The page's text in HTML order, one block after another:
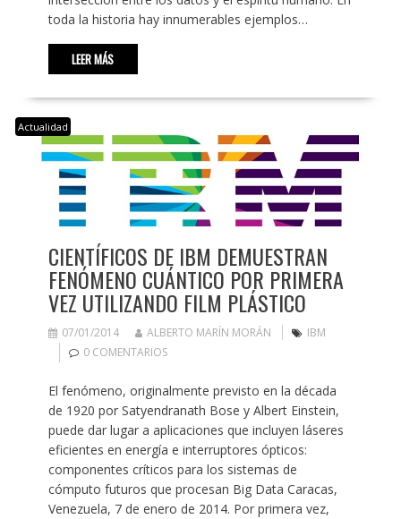
toda la historia hay innumerables ejemplos…
LEER MÁS
Actualidad
CIENTÍFICOS DE IBM DEMUESTRAN
FENÓMENO CUÁNTICO POR PRIMERA
VEZ UTILIZANDO FILM PLÁSTICO
07/01/2014 ALBERTO MARÍN MORÁN
IBM
0 COMENTARIOS
El fenómeno, originalmente previsto en la década
de 1920 por Satyendranath Bose y Albert Einstein,
puede dar lugar a aplicaciones que incluyen láseres
eficientes en energía e interruptores ópticos:
componentes críticos para los sistemas de
cómputo futuros que procesan Big Data Caracas,
Venezuela, 7 de enero de 2014. Por primera vez,